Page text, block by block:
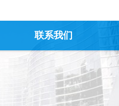
联系我们